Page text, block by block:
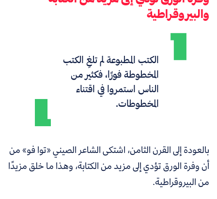
والبيروقراطية
الكتب المطبوعة لم تلغِ الكتب
المخطوطة فورًا، فكثير من
الناس استمروا في اقتناء
المخطوطات.
بالعودة إلى القرن الثامن، اشتكى الشاعر الصيني«توا فو»من
أن وفرة الورق تؤدي إلى مزيد من الكتابة، وهذا ما خلق مزيدًا
من البيروقراطية.